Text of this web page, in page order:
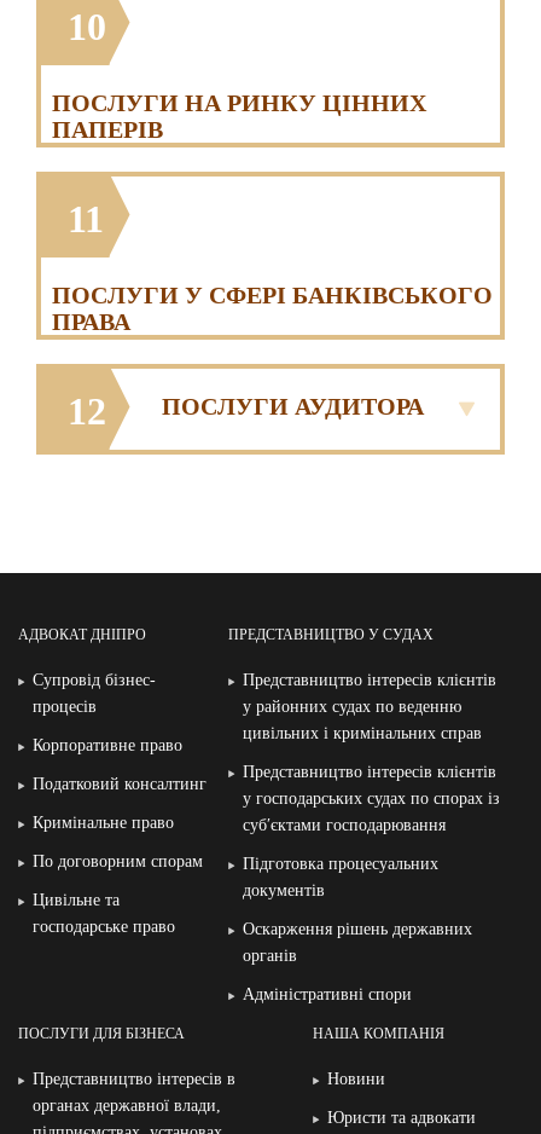
10
ПОСЛУГИ НА РИНКУ ЦІННИХ
ПАПЕРІВ
11
ПОСЛУГИ У СФЕРІ БАНКІВСЬКОГО
ПРАВА
12 ПОСЛУГИ АУДИТОРА
АДВОКАТ ДНІПРО
Супровід бізнес-
процесів
Корпоративне право
Податковий консалтинг
Кримінальне право
По договорним спорам
Цивільне та
господарське право
ПРЕДСТАВНИЦТВО У СУДАХ
Представництво інтересів клієнтів
у районних судах по веденню
цивільних і кримінальних справ
Представництво інтересів клієнтів
у господарських судах по спорах із
суб′єктами господарювання
Підготовка процесуальних
документів
Оскарження рішень державних
органів
Адміністративні спори
ПОСЛУГИ ДЛЯ БІЗНЕСА
Представництво інтересів в
органах державної влади,
НАША КОМПАНІЯ
Новини
Юристи та адвокати